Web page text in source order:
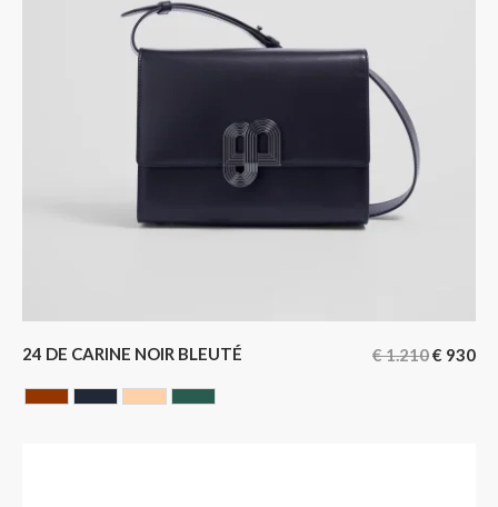
24 DE CARINE NOIR BLEUTÉ €1.210€ 930